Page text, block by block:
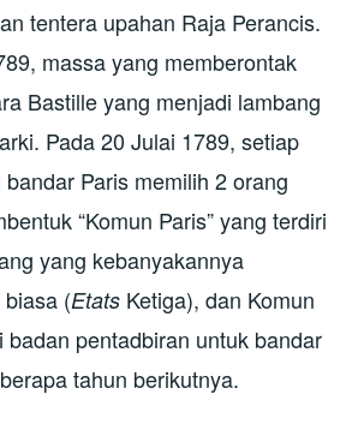
tentera upahan Raja Perancis.
massa yang memberontak
Bastille yang menjadi lambang
Pada 20 Julai 1789, setiap
Paris memilih 2 orang
“Komun Paris” yang terdiri
yang kebanyakannya
(Etats Ketiga), dan Komun
badan pentadbiran untuk bandar
tahun berikutnya.